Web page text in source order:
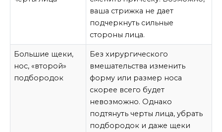
ваша стрижка не дает
подчеркнуть сильные
стороны лица.
Большие щеки,
нос, «второй»
подбородок
Без хирургического
вмешательства изменить
форму или размер носа
скорее всего будет
невозможно. Однако
подтянуть черты лица, убрать
подбородок и даже щеки